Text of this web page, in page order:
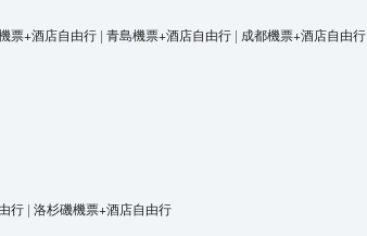
票+酒店自由行 | 青島機票+酒店自由行 | 成都機票+酒店自由行
行 | 洛杉磯機票+酒店自由行